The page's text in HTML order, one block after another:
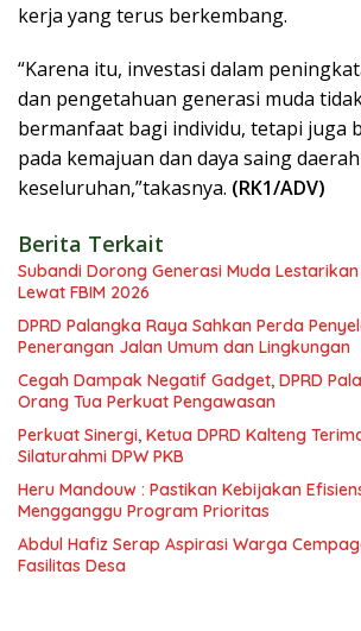
kerja yang terus berkembang.
“Karena itu, investasi dalam
dan pengetahuan generasi muda
bermanfaat bagi individu, tetapi juga
pada kemajuan dan daya saing
keseluruhan,”takasnya. (RK1/ADV)
Berita Terkait
Subandi Dorong Generasi Muda
Lewat FBIM 2026
DPRD Palangka Raya Sahkan Perda
Penerangan Jalan Umum dan Lingkungan
Cegah Dampak Negatif Gadget, DPRD
Orang Tua Perkuat Pengawasan
Perkuat Sinergi, Ketua DPRD Kalteng
Silaturahmi DPW PKB
Heru Mandouw : Pastikan Kebijakan
Mengganggu Program Prioritas
Abdul Hafiz Serap Aspirasi Warga
Fasilitas Desa